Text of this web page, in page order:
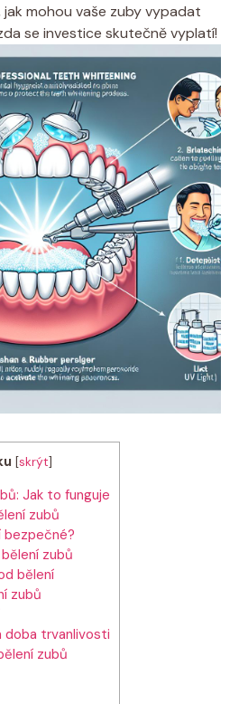
mohou vaše zuby vypadat
se investice skutečně vyplatí!
[skrýt]
Jak to funguje
zubů
bezpečné?
zubů
bělení
zubů
doba trvanlivosti
zubů